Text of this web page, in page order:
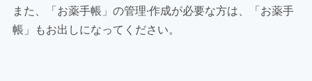
また、「お薬手帳」の管理·作成が必要な方は、「お薬手
帳」もお出しになってください。